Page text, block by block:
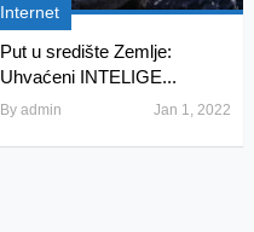
Internet
Put u središte Zemlje:
Uhvaćeni INTELIGE...
Byadmin Jan 1, 2022